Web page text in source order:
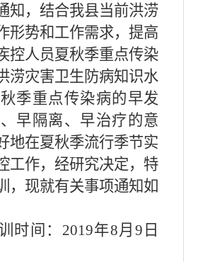
知，结合我县当前洪涝
形势和工作需求，提高
控人员夏秋季重点传染
涝灾害卫生防病知识水
季重点传染病的早发
早隔离、早治疗的意
地在夏秋季流行季节实
工作，经研究决定，特
，现就有关事项通知如
时间： 2019年8月 9 日